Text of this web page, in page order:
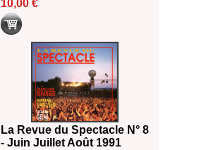
10,00 €
La Revue du Spectacle N° 8
- Juin Juillet Août 1991